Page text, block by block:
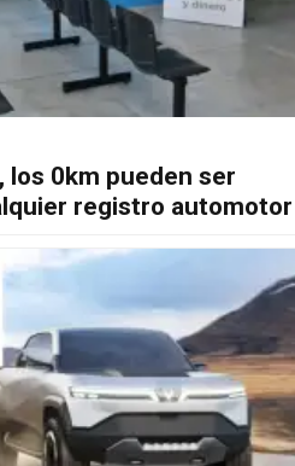
los 0km pueden ser
registro automotor